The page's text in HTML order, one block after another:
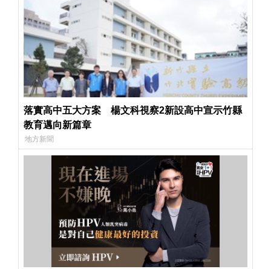
落實高中五大方案 楊文科視察2新設高中宣示竹縣
教育邁向新篇章
地方新聞